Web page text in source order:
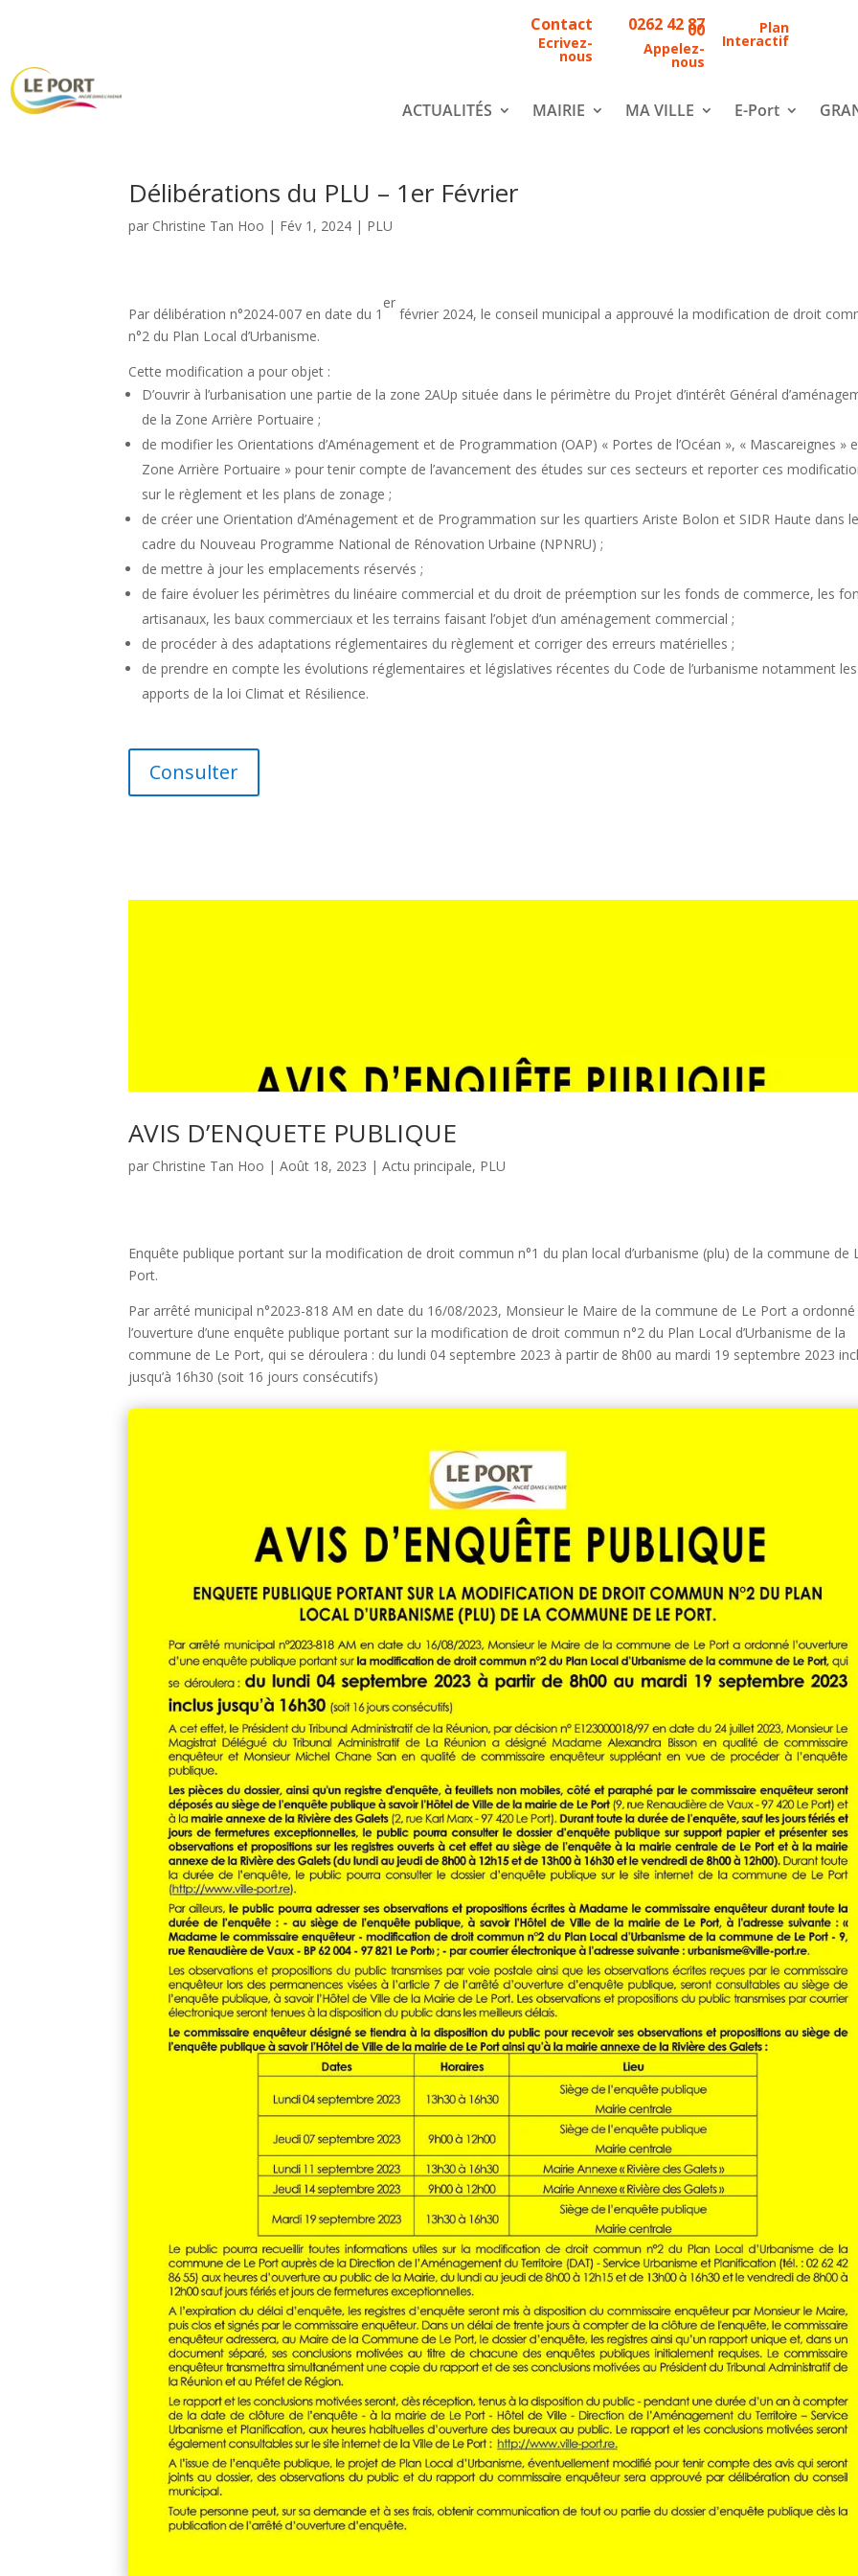
Contact
Ecrivez-
nous
0262 42 87
00
Appelez-
nous
Plan
Interactif
ACTUALITÉS MAIRIE MA VILLE E-Port
Délibérations du PLU – 1er Février
par Christine Tan Hoo | Fév 1, 2024 | PLU
Par délibération n°2024-007 en date du 1
er
février 2024, le conseil municipal a approuvé la modification de droit
n°2 du Plan Local d’Urbanisme.
Cette modification a pour objet :
D’ouvrir à l’urbanisation une partie de la zone 2AUp située dans le périmètre du Projet d’intérêt Général
de la Zone Arrière Portuaire ;
de modifier les Orientations d’Aménagement et de Programmation (OAP) « Portes de l’Océan », « Mascareignes »
Zone Arrière Portuaire » pour tenir compte de l’avancement des études sur ces secteurs et reporter ces
sur le règlement et les plans de zonage ;
de créer une Orientation d’Aménagement et de Programmation sur les quartiers Ariste Bolon et SIDR Haute dans
cadre du Nouveau Programme National de Rénovation Urbaine (NPNRU) ;
de mettre à jour les emplacements réservés ;
de faire évoluer les périmètres du linéaire commercial et du droit de préemption sur les fonds de commerce, les
artisanaux, les baux commerciaux et les terrains faisant l’objet d’un aménagement commercial ;
de procéder à des adaptations réglementaires du règlement et corriger des erreurs matérielles ;
de prendre en compte les évolutions réglementaires et législatives récentes du Code de l’urbanisme notamment les
apports de la loi Climat et Résilience.
Consulter
AVIS D’ENQUETE PUBLIQUE
par Christine Tan Hoo |Août 18, 2023 |Actu principale, PLU
Enquête publique portant sur la modification de droit commun n°1 du plan local d’urbanisme (plu) de la commune de
Port.
Par arrêté municipal n°2023-818 AM en date du 16/08/2023, Monsieur le Maire de la commune de Le Port a ordonné
l’ouverture d’une enquête publique portant sur la modification de droit commun n°2 du Plan Local d’Urbanisme de la
commune de Le Port, qui se déroulera : du lundi 04 septembre 2023 à partir de 8h00 au mardi 19 septembre 2023
jusqu’à 16h30 (soit 16 jours consécutifs)